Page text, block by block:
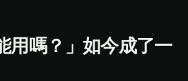
用嗎？」如今成了一